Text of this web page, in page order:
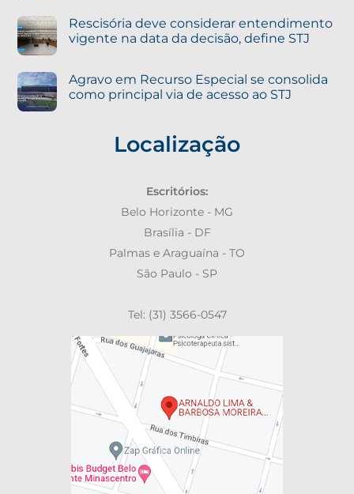
Rescisória deve considerar entendimento
vigente na data da decisão, define STJ
Agravo em Recurso Especial se consolida
como principal via de acesso ao STJ
Localização
Escritórios:
Belo Horizonte - MG
Brasília - DF
Palmas e Araguaína - TO
São Paulo - SP
Tel: (31) 3566-0547